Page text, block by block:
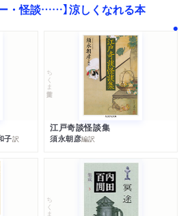
・怪談……】涼しくなれる本
子訳
ちくま学芸文庫
江戸奇談怪談集
須永朝彦編訳
ちくま文庫